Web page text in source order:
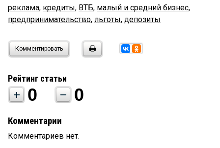
реклама, кредиты, ВТБ, малый и средний бизнес,
предпринимательство, льготы, депозиты
Комментировать
Рейтинг статьи
0 0
Комментарии
Комментариев нет.